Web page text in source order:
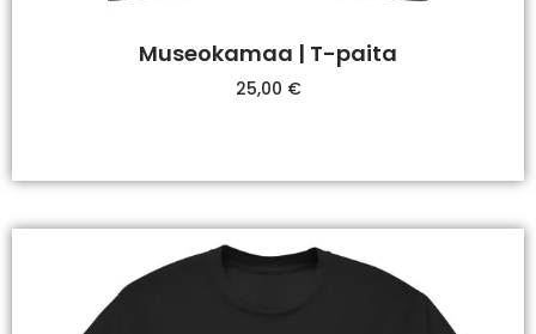
Museokamaa | T-paita
25,00 €